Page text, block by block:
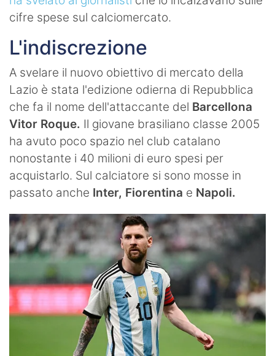
cifre spese sul calciomercato.
L'indiscrezione
A svelare il nuovo obiettivo di mercato della
Lazio è stata l'edizione odierna di Repubblica
che fa il nome dell'attaccante del Barcellona
Vitor Roque. Il giovane brasiliano classe 2005
ha avuto poco spazio nel club catalano
nonostante i 40 milioni di euro spesi per
acquistarlo. Sul calciatore si sono mosse in
passato anche Inter, Fiorentina e Napoli.